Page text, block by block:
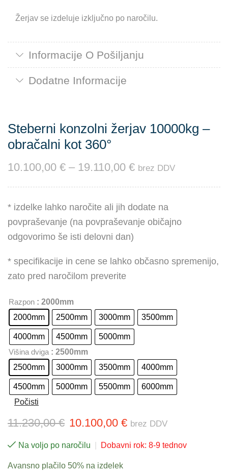
Žerjav se izdeluje izključno po naročilu.
Informacije O Pošiljanju
Dodatne Informacije
Steberni konzolni žerjav 10000kg –
obračalni kot 360°
10.100,00 € – 19.110,00 € brez DDV
* izdelke lahko naročite ali jih dodate na
povpraševanje (na povpraševanje običajno
odgovorimo še isti delovni dan)
* specifikacije in cene se lahko občasno spremenijo,
zato pred naročilom preverite
Razpon : 2000mm
2000mm
2500mm 3000mm 3500mm
4000mm 4500mm 5000mm
Višina dviga : 2500mm
2500mm
3000mm 3500mm 4000mm
4500mm 5000mm 5500mm
6000mm
Počisti
11.230,00€ 10.100,00 € brez DDV
Na voljo po naročilu Dobavni rok: 8-9 tednov
Avansno plačilo 50% na izdelek